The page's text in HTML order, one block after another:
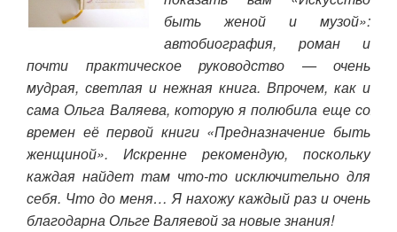
быть женой и музой»:
автобиография, роман и
почти практическое руководство — очень
мудрая, светлая и нежная книга. Впрочем, как и
сама Ольга Валяева, которую я полюбила еще со
времен её первой книги «Предназначение быть
женщиной». Искренне рекомендую, поскольку
каждая найдет там что-то исключительно для
себя. Что до меня… Я нахожу каждый раз и очень
благодарна Ольге Валяевой за новые знания!